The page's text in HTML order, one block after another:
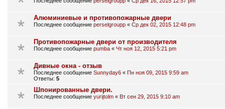
Алюминиевые и противопожарные двери
Последнее сообщение perselgroupp « Ср дек 02, 2015 12:48 pm
Противопожарные двери от производителя
Последнее сообщение pumba « Чт ноя 12, 2015 5:21 pm
Дивные окна - отзыв
Последнее сообщение Sunnyday6 « Пн ноя 09, 2015 9:59 am
Ответы: 5
Шпонированные двери.
Последнее сообщение yurijtolm « Вт сен 29, 2015 9:10 am